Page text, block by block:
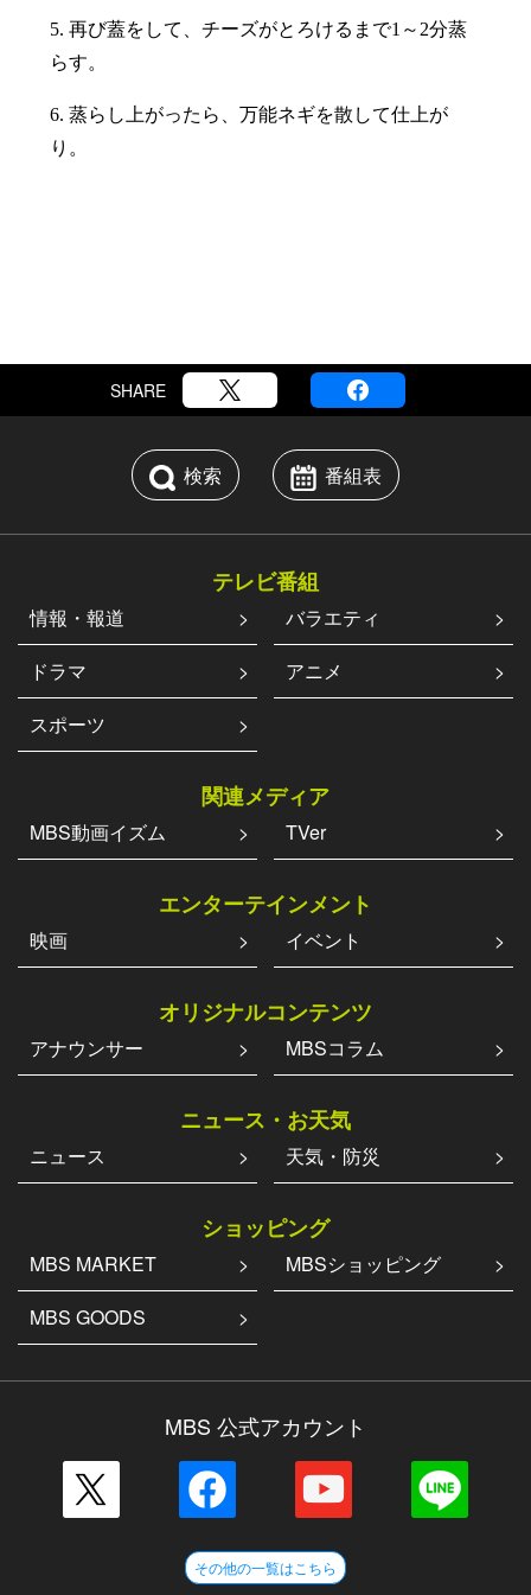
5. 再び蓋をして、チーズがとろけるまで1～2分蒸
らす。
6. 蒸らし上がったら、万能ネギを散して仕上が
り。
SHARE
検索 番組表
テレビ番組
情報・報道
バラエティ
ドラマ
アニメ
スポーツ
関連メディア
MBS動画イズム TVer
エンターテインメント
映画 イベント
オリジナルコンテンツ
アナウンサー MBSコラム
ニュース・お天気
ニュース 天気・防災
ショッピング
MBS MARKET
MBSショッピング
MBS GOODS
MBS 公式アカウント
その他の一覧はこちら